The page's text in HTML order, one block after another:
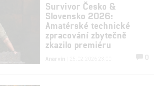
Survivor Česko &
Slovensko 2026:
Amatérské technické
zpracování zbytečně
zkazilo premiéru
Anarvin 0